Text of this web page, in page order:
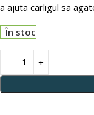
a ajuta carligul sa
În stoc